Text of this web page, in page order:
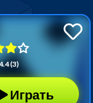
(3)
Играть